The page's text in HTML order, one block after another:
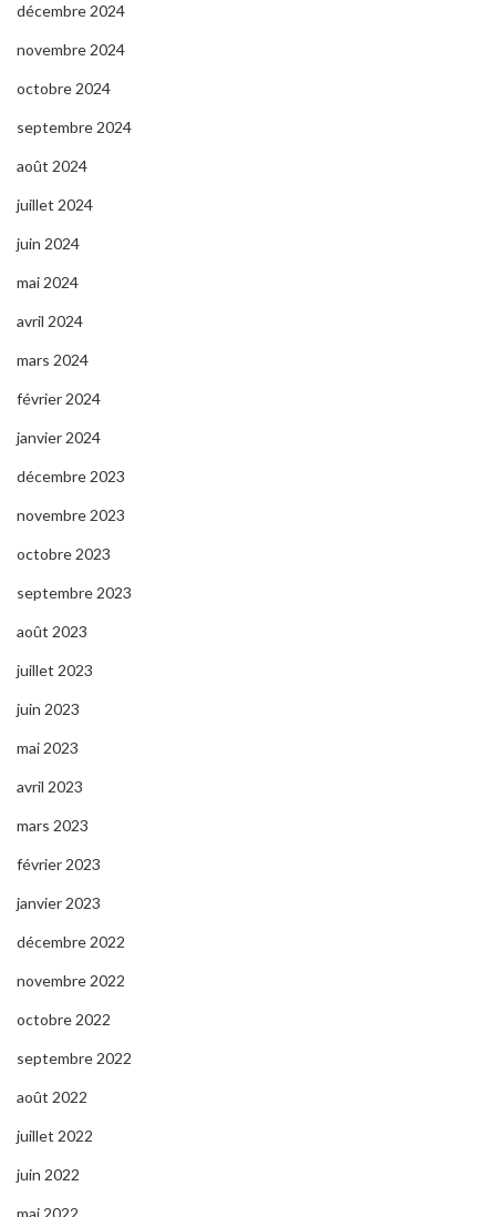
décembre 2024
novembre 2024
octobre 2024
septembre 2024
août 2024
juillet 2024
juin 2024
mai 2024
avril 2024
mars 2024
février 2024
janvier 2024
décembre 2023
novembre 2023
octobre 2023
septembre 2023
août 2023
juillet 2023
juin 2023
mai 2023
avril 2023
mars 2023
février 2023
janvier 2023
décembre 2022
novembre 2022
octobre 2022
septembre 2022
août 2022
juillet 2022
juin 2022
mai 2022